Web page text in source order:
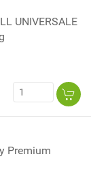
UNIVERSALE
Premium